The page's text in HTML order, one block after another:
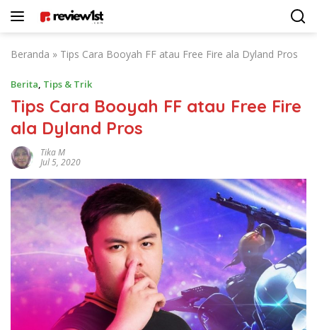
Beranda » Tips Cara Booyah FF atau Free Fire ala Dyland Pros
Berita, Tips & Trik
Tips Cara Booyah FF atau Free Fire
ala Dyland Pros
Tika M
Jul 5, 2020